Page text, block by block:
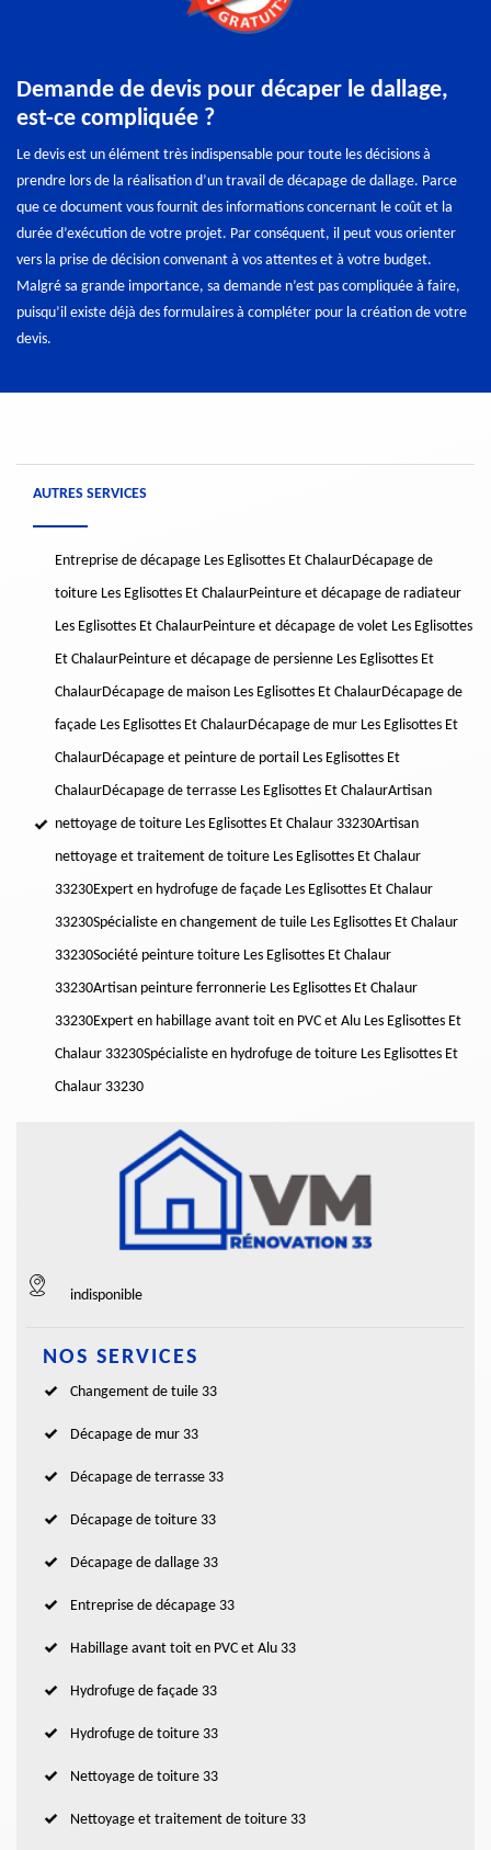
Demande de devis pour décaper le dallage,
est-ce compliquée ?
Le devis est un élément très indispensable pour toute les décisions à
prendre lors de la réalisation d’un travail de décapage de dallage. Parce
que ce document vous fournit des informations concernant le coût et la
durée d’exécution de votre projet. Par conséquent, il peut vous orienter
vers la prise de décision convenant à vos attentes et à votre budget.
Malgré sa grande importance, sa demande n’est pas compliquée à faire,
puisqu’il existe déjà des formulaires à compléter pour la création de votre
devis.
AUTRES SERVICES
Entreprise de décapage Les Eglisottes Et ChalaurDécapage de
toiture Les Eglisottes Et ChalaurPeinture et décapage de radiateur
Les Eglisottes Et ChalaurPeinture et décapage de volet Les Eglisottes
Et ChalaurPeinture et décapage de persienne Les Eglisottes Et
ChalaurDécapage de maison Les Eglisottes Et ChalaurDécapage de
façade Les Eglisottes Et ChalaurDécapage de mur Les Eglisottes Et
ChalaurDécapage et peinture de portail Les Eglisottes Et
ChalaurDécapage de terrasse Les Eglisottes Et ChalaurArtisan
nettoyage de toiture Les Eglisottes Et Chalaur 33230Artisan
nettoyage et traitement de toiture Les Eglisottes Et Chalaur
33230Expert en hydrofuge de façade Les Eglisottes Et Chalaur
33230Spécialiste en changement de tuile Les Eglisottes Et Chalaur
33230Société peinture toiture Les Eglisottes Et Chalaur
33230Artisan peinture ferronnerie Les Eglisottes Et Chalaur
33230Expert en habillage avant toit en PVC et Alu Les Eglisottes Et
Chalaur 33230Spécialiste en hydrofuge de toiture Les Eglisottes Et
Chalaur 33230
indisponible
NOS SERVICES
Changement de tuile 33
Décapage de mur 33
Décapage de terrasse 33
Décapage de toiture 33
Décapage de dallage 33
Entreprise de décapage 33
Habillage avant toit en PVC et Alu 33
Hydrofuge de façade 33
Hydrofuge de toiture 33
Nettoyage de toiture 33
Nettoyage et traitement de toiture 33